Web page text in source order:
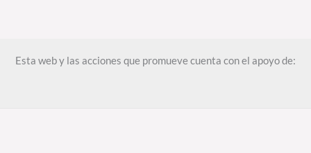
Esta web y las acciones que promueve cuenta con el apoyo de: